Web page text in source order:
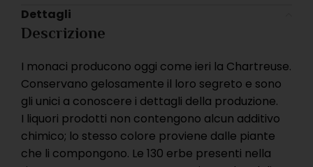
Dettagli
Descrizione
I monaci producono oggi come ieri la Chartreuse.
Conservano gelosamente il loro segreto e sono
gli unici a conoscere i dettagli della produzione.
I liquori prodotti non contengono alcun additivo
chimico; lo stesso colore proviene dalle piante
che li compongono. Le 130 erbe presenti nella